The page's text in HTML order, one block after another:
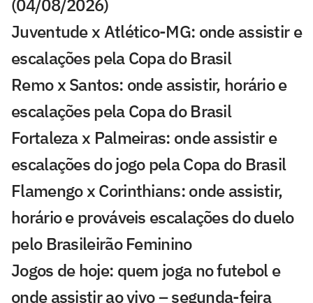
(04/08/2026)
Juventude x Atlético-MG: onde assistir e
escalações pela Copa do Brasil
Remo x Santos: onde assistir, horário e
escalações pela Copa do Brasil
Fortaleza x Palmeiras: onde assistir e
escalações do jogo pela Copa do Brasil
Flamengo x Corinthians: onde assistir,
horário e prováveis escalações do duelo
pelo Brasileirão Feminino
Jogos de hoje: quem joga no futebol e
onde assistir ao vivo – segunda-feira